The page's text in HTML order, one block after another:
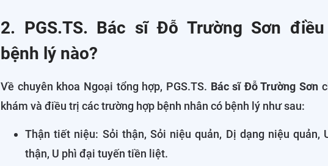
2. PGS.TS. Bác sĩ Đỗ Trường Sơn
bệnh lý nào?
Về chuyên khoa Ngoại tổng hợp, PGS.TS. Bác sĩ Đỗ Trường Sơn
khám và điều trị các trường hợp bệnh nhân có bệnh lý như sau:
Thận tiết niệu: Sỏi thận, Sỏi niệu quản, Dị dạng niệu quản,
thận, U phì đại tuyến tiền liệt.